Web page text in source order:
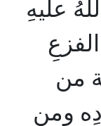
عليهِ
من
ومن